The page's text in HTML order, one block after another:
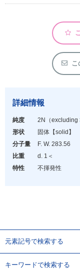
アウトレット
こ
詳細情報
純度
2N（excluding
形状
固体 【solid】
分子量
F. W. 283.56
比重
d. 1＜
特性
不揮発性
元素記号で検索する
キーワードで検索する